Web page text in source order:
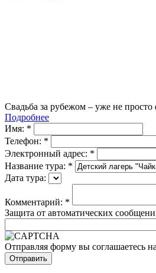
Свадьба за рубежом – уже не
Подробнее
Имя: *
Телефон: *
Электронный адрес: *
Название тура: *
Дата тура:
Комментарий: *
Защита от автоматических
Отправляя форму вы соглашаетесь